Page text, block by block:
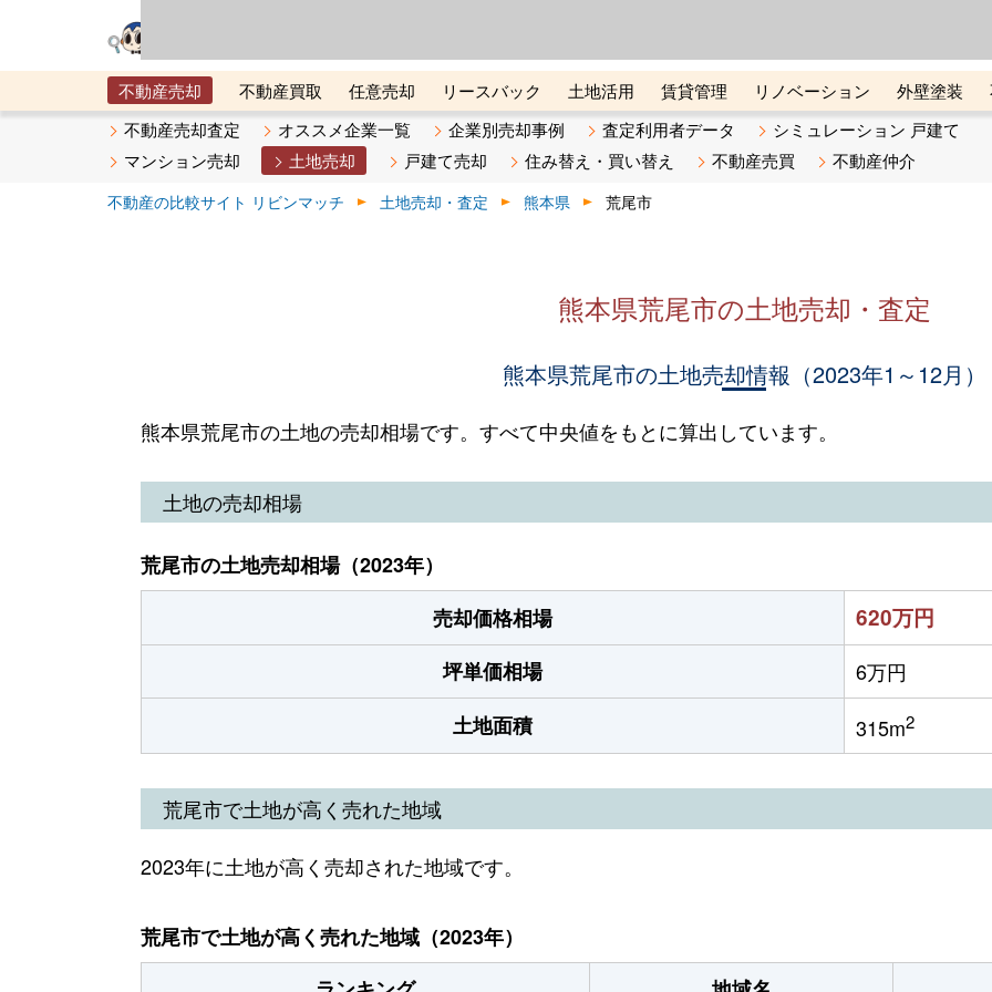
不動産売却 不動産買取 任意売却 リースバック 土地活用 賃貸管理 リノベーション 外壁塗装
メタ住宅展示場
ベスト不動産カンパニー オンライン講座 リビンマガジンBiz 不動産売却ご相談デスク
不動産売却査定 オススメ企業一覧 企業別売却事例 査定利用者データ
シミュレーション 戸建て
マンション売却
土地売却 戸建て売却 住み替え・買い替え 不動産売買 不動産仲介
不動産の比較サイト リビンマッチ 土地売却・査定 熊本県 荒尾市
熊本県荒尾市の土地売却・査定
熊本県荒尾市の土地売却情報（2023年1～12月）
熊本県荒尾市の土地の売却相場です。すべて中央値をもとに算出しています。
土地の売却相場
荒尾市の土地売却相場（2023年）
売却価格相場
620万円
坪単価相場
6万円
土地面積
315m2
荒尾市で土地が高く売れた地域
2023年に土地が高く売却された地域です。
荒尾市で土地が高く売れた地域（2023年）